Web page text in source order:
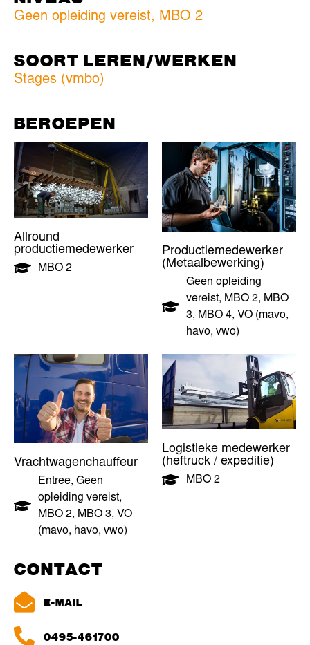
Geen opleiding vereist, MBO 2
SOORT LEREN/WERKEN
Stages (vmbo)
BEROEPEN
Allround
productiemedewerker
MBO 2
Productiemedewerker
(Metaalbewerking)
Geen opleiding
vereist, MBO 2, MBO
3, MBO 4, VO (mavo,
havo, vwo)
Vrachtwagenchauffeur
Entree, Geen
opleiding vereist,
MBO 2, MBO 3, VO
(mavo, havo, vwo)
Logistieke medewerker
(heftruck / expeditie)
MBO 2
CONTACT
E-MAIL
0495-461700